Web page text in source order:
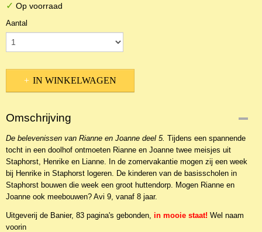
✓ Op voorraad
Aantal
IN WINKELWAGEN
Omschrijving
De belevenissen van Rianne en Joanne deel 5. Tijdens een spannende
tocht in een doolhof ontmoeten Rianne en Joanne twee meisjes uit
Staphorst, Henrike en Lianne. In de zomervakantie mogen zij een week
bij Henrike in Staphorst logeren. De kinderen van de basisscholen in
Staphorst bouwen die week een groot huttendorp. Mogen Rianne en
Joanne ook meebouwen? Avi 9, vanaf 8 jaar.
Uitgeverij de Banier, 83 pagina's gebonden, in mooie staat! Wel naam
voorin